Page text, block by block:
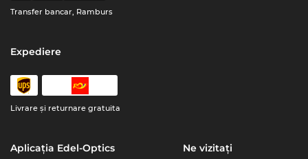
Transfer bancar, Ramburs
Expediere
Livrare şi returnare gratuita
Aplicația Edel-Optics Ne vizitați